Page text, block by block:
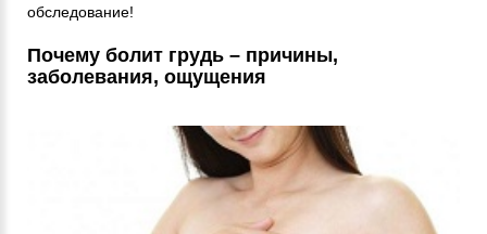
обследование!
Почему болит грудь – причины,
заболевания, ощущения